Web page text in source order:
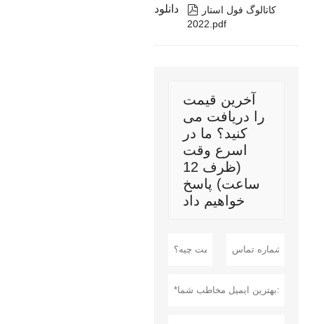
دانلود 
کاتالوگ فول استار
2022.pdf
آخرین قیمت
را دریافت می
کنید؟ ما در
اسرع وقت
(ظرف 12
ساعت) پاسخ
خواهیم داد